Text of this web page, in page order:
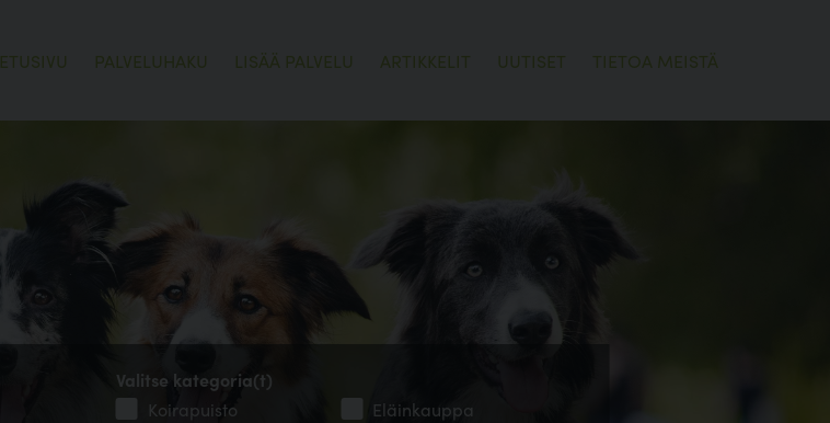
ETUSIVU PALVELUHAKU LISÄÄ PALVELU ARTIKKELIT UUTISET TIETOA MEISTÄ
Valitse kategoria(t)
Koirapuisto
Eläinkauppa